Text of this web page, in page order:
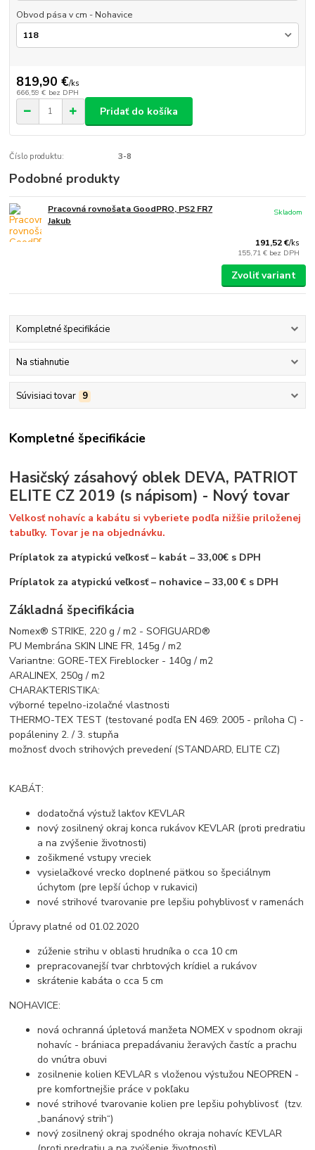
Obvod pása v cm - Nohavice
819,90 €/ks
666,59 € bez DPH
Pridať do košíka
Číslo produktu: 3-8
Podobné produkty
Pracovná rovnošata GoodPRO, PS2 FR7
Jakub
191,52 €/ks
155,71 € bez DPH
Skladom
Zvoliť variant
Kompletné špecifikácie
Na stiahnutie
Súvisiaci tovar 9
Kompletné špecifikácie
Hasičský zásahový oblek DEVA, PATRIOT
ELITE CZ 2019 (s nápisom) - Nový tovar
Velkosť nohavíc a kabátu si vyberiete podľa nižšie priloženej
tabuľky. Tovar je na objednávku.
Príplatok za atypickú veľkosť – kabát – 33,00€ s DPH
Príplatok za atypickú veľkosť – nohavice – 33,00 € s DPH
Základná špecifikácia
Nomex® STRIKE, 220 g / m2 - SOFIGUARD®
PU Membrána SKIN LINE FR, 145g / m2
Variantne: GORE-TEX Fireblocker - 140g / m2
ARALINEX, 250g / m2
CHARAKTERISTIKA:
výborné tepelno-izolačné vlastnosti
THERMO-TEX TEST (testované podľa EN 469: 2005 - príloha C) -
popáleniny 2. / 3. stupňa
možnosť dvoch strihových prevedení (STANDARD, ELITE CZ)
KABÁT:
dodatočná výstuž lakťov KEVLAR
nový zosilnený okraj konca rukávov KEVLAR (proti predratiu
a na zvýšenie životnosti)
zošikmené vstupy vreciek
vysielačkové vrecko doplnené pätkou so špeciálnym
úchytom (pre lepší úchop v rukavici)
nové strihové tvarovanie pre lepšiu pohyblivosť v ramenách
Úpravy platné od 01.02.2020
zúženie strihu v oblasti hrudníka o cca 10 cm
prepracovanejší tvar chrbtových krídiel a rukávov
skrátenie kabáta o cca 5 cm
NOHAVICE:
nová ochranná úpletová manžeta NOMEX v spodnom okraji
nohavíc - brániaca prepadávaniu žeravých častíc a prachu
do vnútra obuvi
zosilnenie kolien KEVLAR s vloženou výstužou NEOPREN -
pre komfortnejšie práce v pokľaku
nové strihové tvarovanie kolien pre lepšiu pohyblivosť (tzv.
„banánový strih“)
nový zosilnený okraj spodného okraja nohavíc KEVLAR